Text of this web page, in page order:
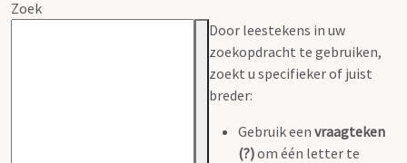
Zoek
Door leestekens in uw
zoekopdracht te gebruiken,
zoekt u specifieker of juist
breder:
Gebruik een vraagteken
(?)om één letter te